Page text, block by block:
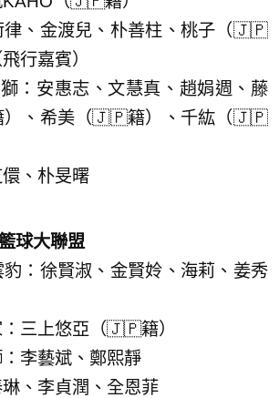
律、金渡兒、朴善柱、桃子（🇯🇵
行嘉賓）
：安惠志、文慧真、趙娟週、藤
、希美（🇯🇵籍）、千紘（🇯🇵
、朴旻曙
球大聯盟
：徐賢淑、金賢姈、海莉、姜秀
三上悠亞（🇯🇵籍）
李藝斌、鄭熙靜
、李貞潤、全恩菲